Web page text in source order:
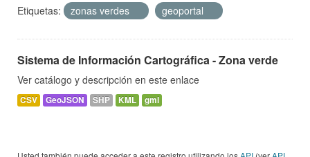
Etiquetas:
zonas verdes geoportal
Sistema de Información Cartográfica - Zona verde
Ver catálogo y descripción en este enlace
CSV GeoJSON SHP KML gml